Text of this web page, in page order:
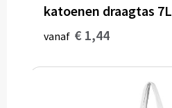
katoenen draagtas 7L
vanaf € 1,44